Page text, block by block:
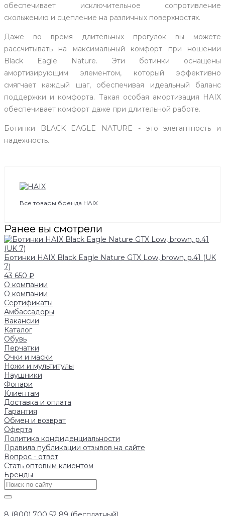
обеспечивает исключительное сопротивление
скольжению и сцепление на различных поверхностях.
Даже во время длительных прогулок вы можете
рассчитывать на максимальный комфорт при ношении
Black Eagle Nature. Эти ботинки оснащены
амортизирующим элементом, который эффективно
смягчает каждый шаг, обеспечивая идеальный баланс
поддержки и комфорта. Такая особая амортизация HAIX
обеспечивает комфорт даже при длительной работе.
Ботинки BLACK EAGLE NATURE - это элегантность и
надежность.
Все товары бренда HAIX
Ранее вы смотрели
Ботинки HAIX Black Eagle Nature GTX Low, brown, р.41 (UK
7)
43 650 ₽
О компании
О компании
Сертификаты
Амбассадоры
Вакансии
Каталог
Обувь
Перчатки
Очки и маски
Ножи и мультитулы
Наушники
Фонари
Клиентам
Доставка и оплата
Гарантия
Обмен и возврат
Оферта
Политика конфиденциальности
Правила публикации отзывов на сайте
Вопрос - ответ
Стать оптовым клиентом
Бренды